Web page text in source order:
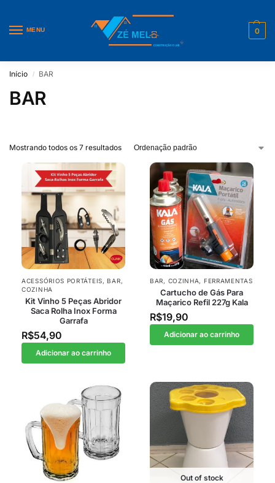
MENU 0
Início / BAR
BAR
Mostrando todos os 7 resultados
ACESSÓRIOS PORTÁTEIS,BAR,
COZINHA
Kit Vinho 5 Peças Abridor
Saca Rolha Inox Forma
Garrafa
R$54,90
Adicionar ao carrinho
BAR, COZINHA, FERRAMENTAS
Cartucho de Gás Para
Maçarico Refil 227g Kala
R$19,90
Adicionar ao carrinho
Out of stock